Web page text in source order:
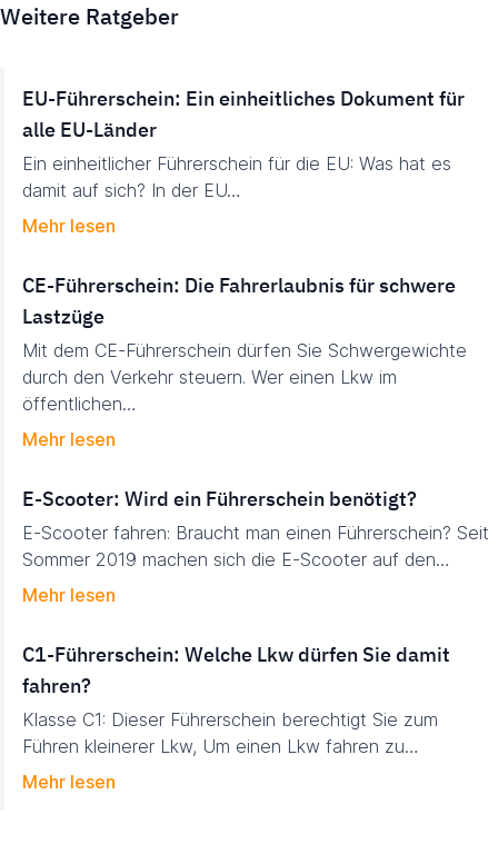
Weitere Ratgeber
EU-Führerschein: Ein einheitliches Dokument für
alle EU-Länder
Ein einheitlicher Führerschein für die EU: Was hat es
damit auf sich? In der EU…
Mehr lesen
CE-Führerschein: Die Fahrerlaubnis für schwere
Lastzüge
Mit dem CE-Führerschein dürfen Sie Schwergewichte
durch den Verkehr steuern. Wer einen Lkw im
öffentlichen…
Mehr lesen
E-Scooter: Wird ein Führerschein benötigt?
E-Scooter fahren: Braucht man einen Führerschein? Seit
Sommer 2019 machen sich die E-Scooter auf den…
Mehr lesen
C1-Führerschein: Welche Lkw dürfen Sie damit
fahren?
Klasse C1: Dieser Führerschein berechtigt Sie zum
Führen kleinerer Lkw, Um einen Lkw fahren zu…
Mehr lesen